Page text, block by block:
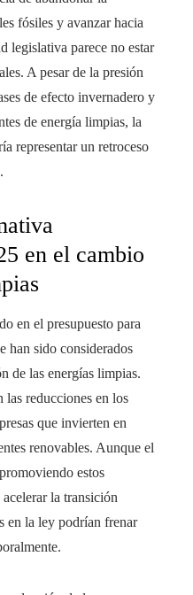
fósiles y avanzar hacia
legislativa parece no estar
A pesar de la presión
de efecto invernadero y
de energía limpias, la
representar un retroceso
en el cambio
en el presupuesto para
han sido considerados
de las energías limpias.
las reducciones en los
que invierten en
renovables. Aunque el
estos
la transición
en la ley podrían frenar